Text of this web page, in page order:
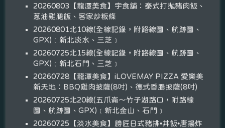
20260803【龍潭美食】宇食舖：泰式打拋豬肉飯、
蔥油雞腿飯、客家炒粄條
20260801北10線(全線記錄，附路線圖、航跡圖、
GPX)﹝新北淡水、三芝﹞
20260725北15線(全線記錄，附路線圖、航跡圖、
GPX)﹝新北石門、三芝﹞
20260728【龍潭美食】iLOVEMAY PIZZA 愛樂美
新天地：BBQ雞肉披薩(8吋)、德式香腸披薩(8吋)
20260725北20線(五爪崙～竹子湖路口，附路線
圖、航跡圖、GPX)﹝新北金山、石門﹞
20260725【淡水美食】勝匠日式豬排•丼飯•唐揚炸